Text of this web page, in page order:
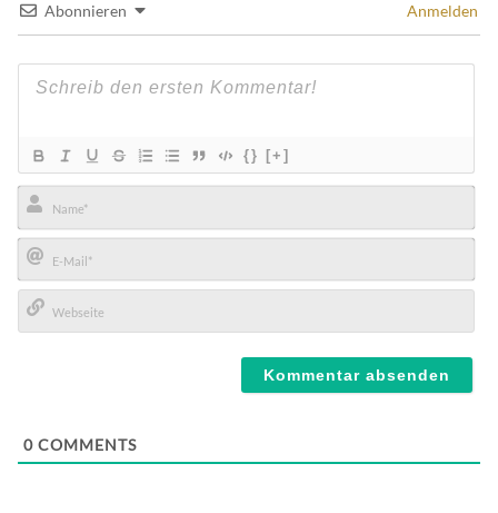
Abonnieren Anmelden
{} [+]
Name*
E-
Mail*
0 COMMENTS